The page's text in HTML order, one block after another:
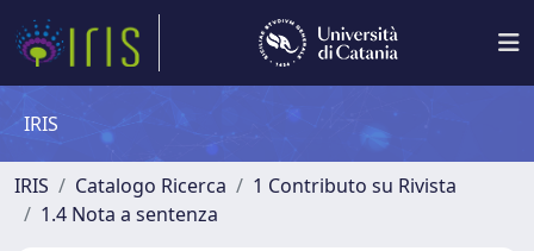
IRIS
IRIS Catalogo Ricerca
1 Contributo su Rivista
1.4 Nota a sentenza